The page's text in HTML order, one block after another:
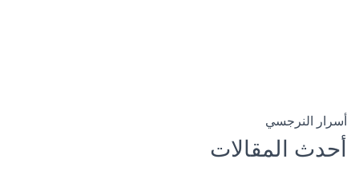
أسرار النرجسي
أحدث المقالات